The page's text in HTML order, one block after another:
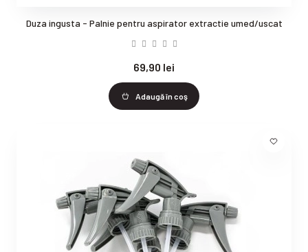
Duza ingusta - Palnie pentru aspirator extractie umed/uscat
69,90 lei
Adaugă în coş